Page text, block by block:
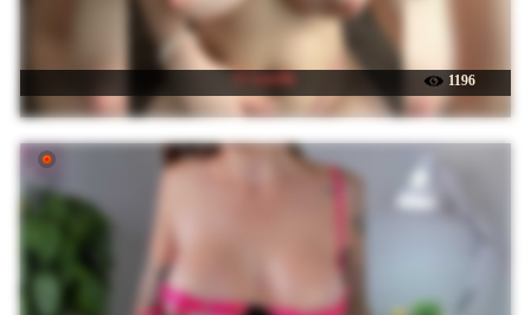
☉ Lunelly 1196